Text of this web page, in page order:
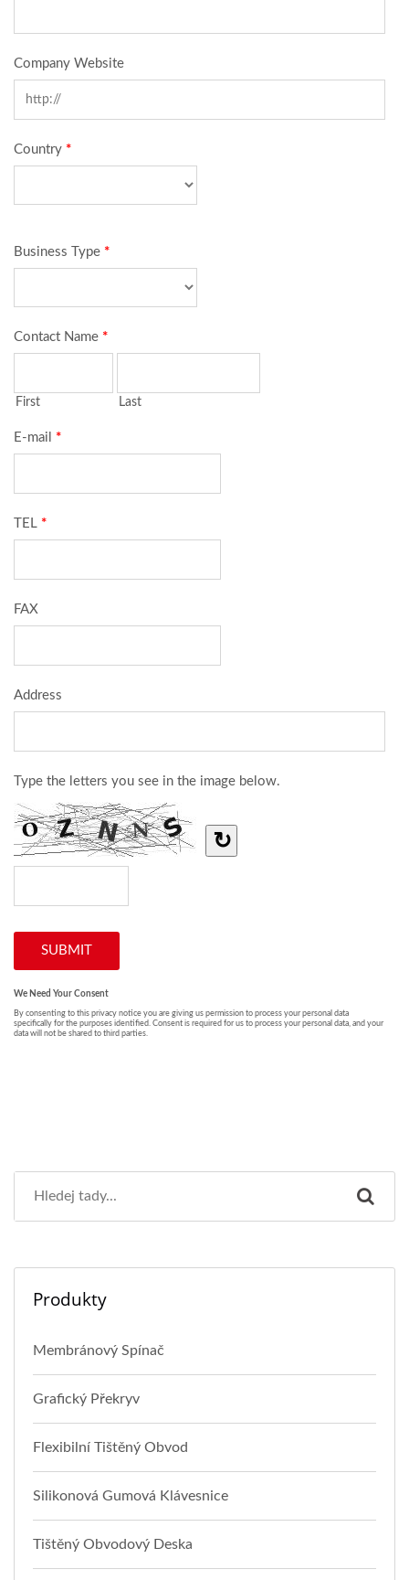
Produkty
Membránový Spínač
Grafický Překryv
Flexibilní Tištěný Obvod
Silikonová Gumová Klávesnice
Tištěný Obvodový Deska